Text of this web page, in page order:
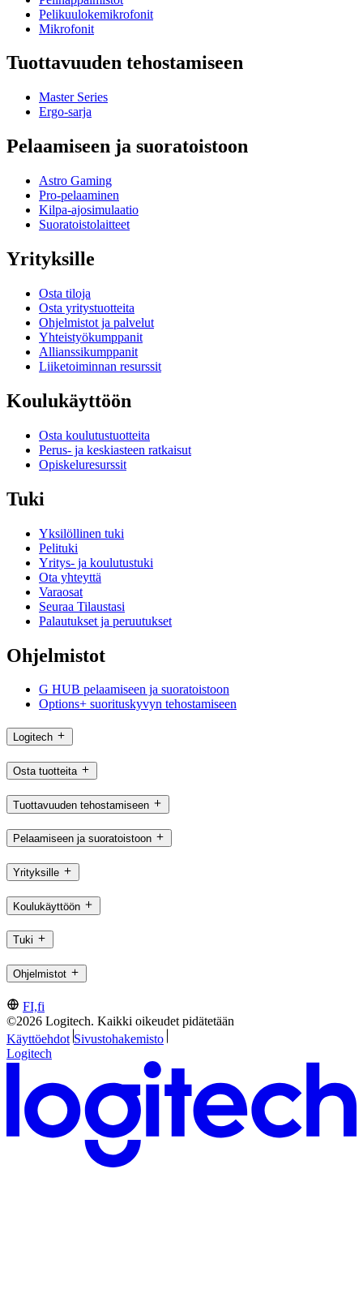
Pelikuulokemikrofonit
Mikrofonit
Tuottavuuden tehostamiseen
Master Series
Ergo-sarja
Pelaamiseen ja suoratoistoon
Astro Gaming
Pro-pelaaminen
Kilpa-ajosimulaatio
Suoratoistolaitteet
Yrityksille
Osta tiloja
Osta yritystuotteita
Ohjelmistot ja palvelut
Yhteistyökumppanit
Allianssikumppanit
Liiketoiminnan resurssit
Koulukäyttöön
Osta koulutustuotteita
Perus- ja keskiasteen ratkaisut
Opiskeluresurssit
Tuki
Yksilöllinen tuki
Pelituki
Yritys- ja koulutustuki
Ota yhteyttä
Varaosat
Seuraa Tilaustasi
Palautukset ja peruutukset
Ohjelmistot
G HUB pelaamiseen ja suoratoistoon
Options+ suorituskyvyn tehostamiseen
Logitech
Osta tuotteita
Tuottavuuden tehostamiseen
Pelaamiseen ja suoratoistoon
Yrityksille
Koulukäyttöön
Tuki
Ohjelmistot
FI,fi
©2026 Logitech. Kaikki oikeudet pidätetään
Käyttöehdot Sivustohakemisto
Logitech